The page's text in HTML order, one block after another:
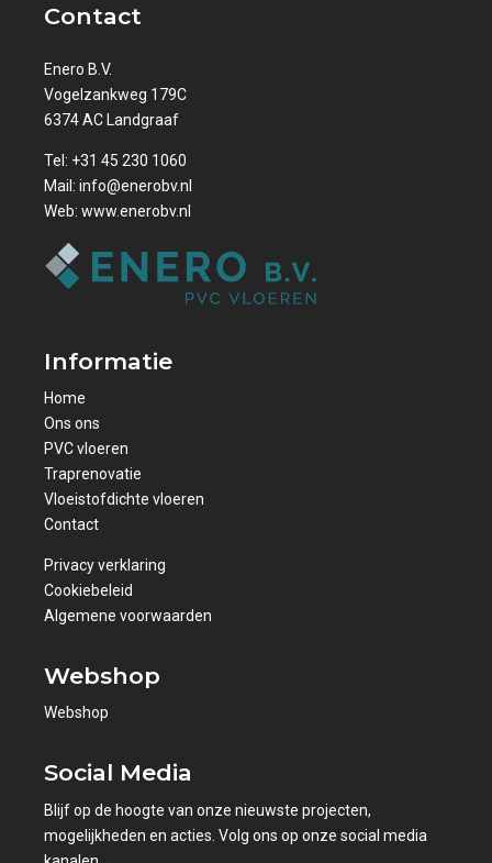
Contact
Enero B.V.
Vogelzankweg 179C
6374 AC Landgraaf
Tel: +31 45 230 1060
Mail: info@enerobv.nl
Web: www.enerobv.nl
Informatie
Home
Ons ons
PVC vloeren
Traprenovatie
Vloeistofdichte vloeren
Contact
Privacy verklaring
Cookiebeleid
Algemene voorwaarden
Webshop
Webshop
Social Media
Blijf op de hoogte van onze nieuwste projecten,
mogelijkheden en acties. Volg ons op onze social media